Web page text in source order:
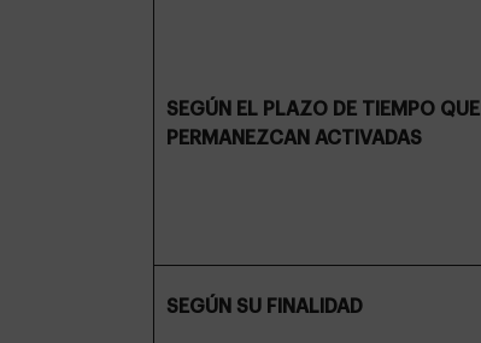
SEGÚN EL PLAZO DE TIEMPO QUE
PERMANEZCAN ACTIVADAS
SEGÚN SU FINALIDAD